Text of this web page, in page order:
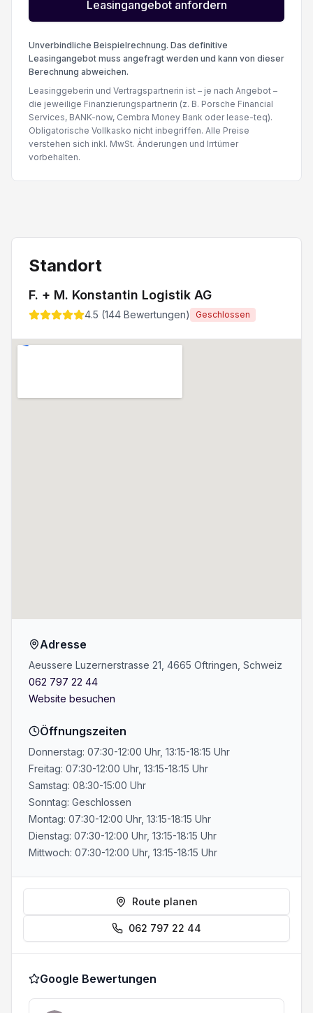
Leasingangebot anfordern
Unverbindliche Beispielrechnung. Das definitive
Leasingangebot muss angefragt werden und kann von dieser
Berechnung abweichen.
Leasinggeberin und Vertragspartnerin ist – je nach Angebot –
die jeweilige Finanzierungspartnerin (z. B. Porsche Financial
Services, BANK-now, Cembra Money Bank oder lease-teq).
Obligatorische Vollkasko nicht inbegriffen. Alle Preise
verstehen sich inkl. MwSt. Änderungen und Irrtümer
vorbehalten.
Standort
F. + M. Konstantin Logistik AG
4.5 (144 Bewertungen) Geschlossen
Adresse
Aeussere Luzernerstrasse 21, 4665 Oftringen, Schweiz
062 797 22 44
Website besuchen
Öffnungszeiten
Donnerstag: 07:30-12:00 Uhr, 13:15-18:15 Uhr
Freitag: 07:30-12:00 Uhr, 13:15-18:15 Uhr
Samstag: 08:30-15:00 Uhr
Sonntag: Geschlossen
Montag: 07:30-12:00 Uhr, 13:15-18:15 Uhr
Dienstag: 07:30-12:00 Uhr, 13:15-18:15 Uhr
Mittwoch: 07:30-12:00 Uhr, 13:15-18:15 Uhr
Route planen
062 797 22 44
Google Bewertungen